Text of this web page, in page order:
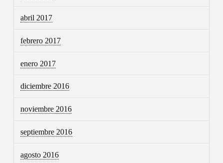
abril 2017
febrero 2017
enero 2017
diciembre 2016
noviembre 2016
septiembre 2016
agosto 2016